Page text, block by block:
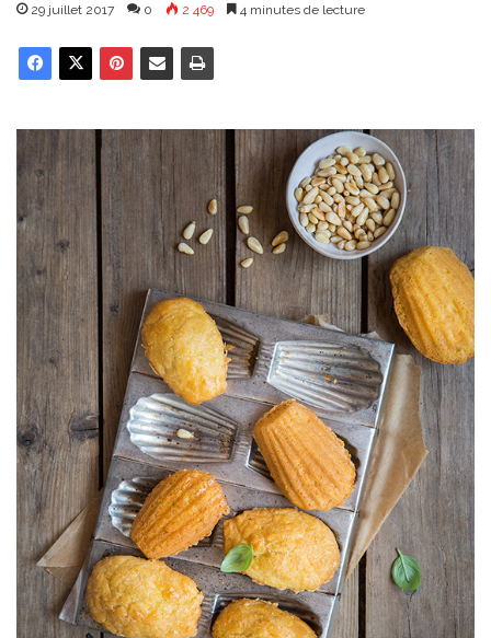
29 juillet 2017 0 2 469 4 minutes de lecture